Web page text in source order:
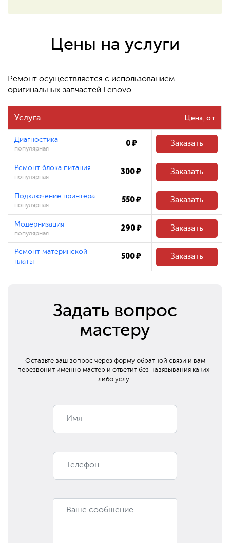
Цены на услуги
Ремонт осуществляется с использованием
оригинальных запчастей Lenovo
Услуга Цена
Диагностика
популярная 0 ₽ Заказать
Ремонт блока питания
популярная 300 ₽ Заказать
Подключение принтера
популярная 550 ₽ Заказать
Модернизация
популярная 290 ₽ Заказать
Ремонт материнской
платы
500 ₽ Заказать
Задать вопрос
мастеру
Оставьте ваш вопрос через форму обратной связи и вам
перезвонит именно мастер и ответит без навязывания каких-
либо услуг